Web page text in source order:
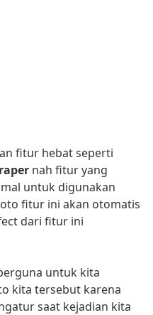
fitur hebat seperti
nah fitur yang
untuk digunakan
fitur ini akan otomatis
dari fitur ini
untuk kita
kita tersebut karena
saat kejadian kita